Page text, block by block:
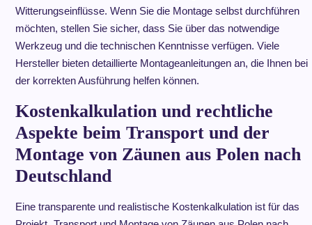
Witterungseinflüsse. Wenn Sie die Montage selbst durchführen
möchten, stellen Sie sicher, dass Sie über das notwendige
Werkzeug und die technischen Kenntnisse verfügen. Viele
Hersteller bieten detaillierte Montageanleitungen an, die Ihnen bei
der korrekten Ausführung helfen können.
Kostenkalkulation und rechtliche
Aspekte beim Transport und der
Montage von Zäunen aus Polen nach
Deutschland
Eine transparente und realistische Kostenkalkulation ist für das